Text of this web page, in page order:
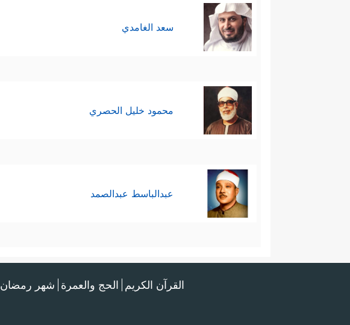
سعد الغامدي
محمود خليل الحصري
عبدالباسط عبدالصمد
القرآن الكريم الحج والعمرة شهر رمضان